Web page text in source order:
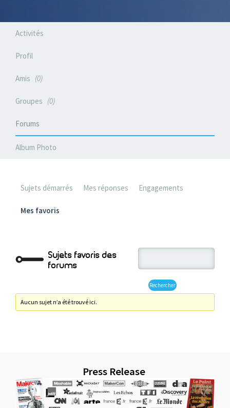
Activités
Profil
Amis 0
Groupes 0
Forums
Album Photo
Sujets démarrés Mes réponses Engagements
Mes favoris
Sujets favoris des
forums
Aucun sujet n’a été trouvé ici.
Press Release